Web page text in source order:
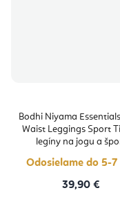
Bodhi Niyama
Waist Leggings Sport
legíny na jogu a
Odosielame do 5-7
39,90 €